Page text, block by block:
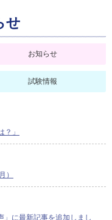
せ
お知らせ
試験情報
」
）
」に最新記事を追加しまし